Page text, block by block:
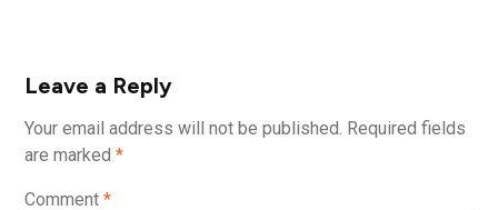
Leave a Reply
Your email address will not be published. Required fields
are marked *
Comment *